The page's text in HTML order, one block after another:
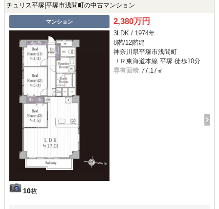
チュリス平塚|平塚市浅間町の中古マンション
マンション
10枚
2,380万円
3LDK / 1974年
8階/12階建
神奈川県平塚市浅間町
ＪＲ東海道本線 平塚 徒歩10分
専有面積 77.17㎡